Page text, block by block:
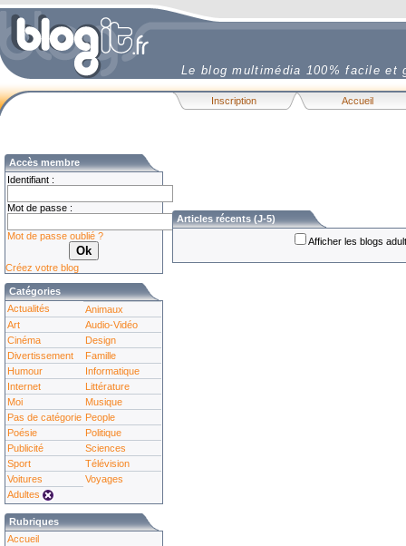
Le blog multimédia 100% facile et
Inscription Accueil
Accès membre
Identifiant :
Mot de passe :
Mot de passe oublié ?
Créez votre blog
Catégories
Actualités
Animaux
Art
Audio-Vidéo
Cinéma
Design
Divertissement
Famille
Humour
Informatique
Internet
Littérature
Moi
Musique
Pas de catégorie People
Poésie
Politique
Publicité
Sciences
Sport
Télévision
Voitures
Voyages
Adultes
Rubriques
Accueil
Articles récents (J-5)
Afficher les blogs